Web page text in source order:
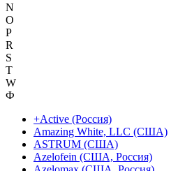
N
O
P
R
S
T
W
Ф
+Active (Россия)
Amazing White, LLC (США)
ASTRUM (США)
Azelofein (США, Россия)